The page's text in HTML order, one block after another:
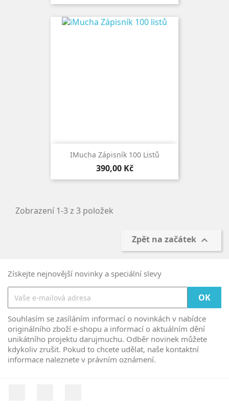
IMucha Zápisník 100 Listů
Cena
390,00 Kč
Zobrazení 1-3 z 3 položek
Zpět na začátek 
Získejte nejnovější novinky a speciální slevy
Souhlasím se zasíláním informací o novinkách v nabídce
originálního zboží e-shopu a informací o aktuálním dění
unikátního projektu darujmuchu. Odběr novinek můžete
kdykoliv zrušit. Pokud to chcete udělat, naše kontaktní
informace naleznete v právním oznámení.